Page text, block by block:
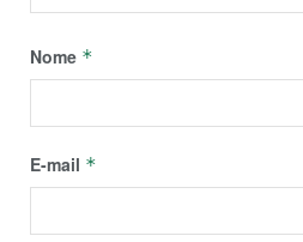
Nome *
E-mail *